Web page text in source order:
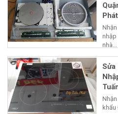
Phát
nhà...
khẩu